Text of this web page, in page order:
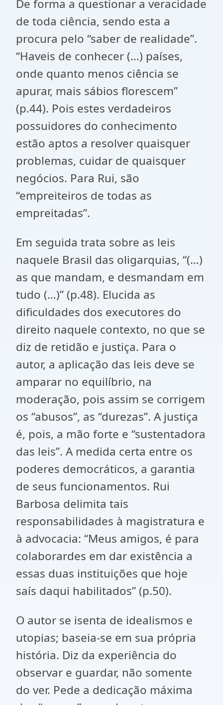
De forma a questionar a veracidade
de toda ciência, sendo esta a
procura pelo “saber de realidade”.
“Haveis de conhecer (…) países,
onde quanto menos ciência se
apurar, mais sábios florescem”
(p.44). Pois estes verdadeiros
possuidores do conhecimento
estão aptos a resolver quaisquer
problemas, cuidar de quaisquer
negócios. Para Rui, são
“empreiteiros de todas as
empreitadas”.
Em seguida trata sobre as leis
naquele Brasil das oligarquias, “(…)
as que mandam, e desmandam em
tudo (…)” (p.48). Elucida as
dificuldades dos executores do
direito naquele contexto, no que se
diz de retidão e justiça. Para o
autor, a aplicação das leis deve se
amparar no equilíbrio, na
moderação, pois assim se corrigem
os “abusos”, as “durezas”. A justiça
é, pois, a mão forte e “sustentadora
das leis”. A medida certa entre os
poderes democráticos, a garantia
de seus funcionamentos. Rui
Barbosa delimita tais
responsabilidades à magistratura e
à advocacia: “Meus amigos, é para
colaborardes em dar existência a
essas duas instituições que hoje
saís daqui habilitados” (p.50).
O autor se isenta de idealismos e
utopias; baseia-se em sua própria
história. Diz da experiência do
observar e guardar, não somente
do ver. Pede a dedicação máxima